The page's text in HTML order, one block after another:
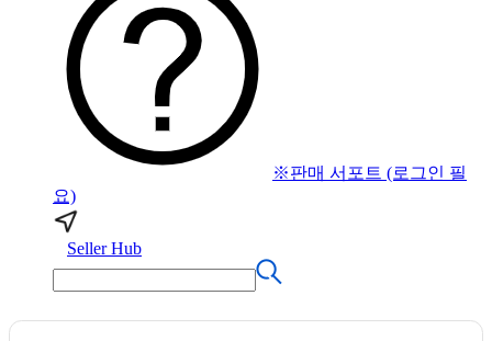
※판매 서포트 (로그인 필
요)
Seller Hub